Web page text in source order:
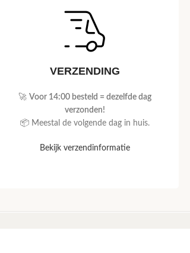
VERZENDING
🚀 Voor 14:00 besteld = dezelfde dag
verzonden!
📦 Meestal de volgende dag in huis.
Bekijk verzendinformatie